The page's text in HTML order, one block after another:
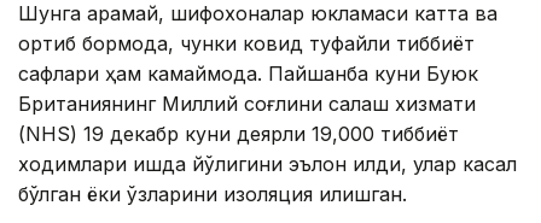
Шунга қарамай, шифохоналар юкламаси катта ва
ортиб бормоқда, чунки ковид туфайли тиббиёт
сафлари ҳам камаймоқда. Пайшанба куни Буюк
Британиянинг Миллий соғлиқни сақлаш хизмати
(NHS) 19 декабр куни деярли 19,000 тиббиёт
ходимлари ишда йўқлигини эълон қилди, улар касал
бўлган ёки ўзларини изоляция қилишган.